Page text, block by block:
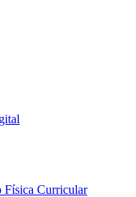
Física Curricular